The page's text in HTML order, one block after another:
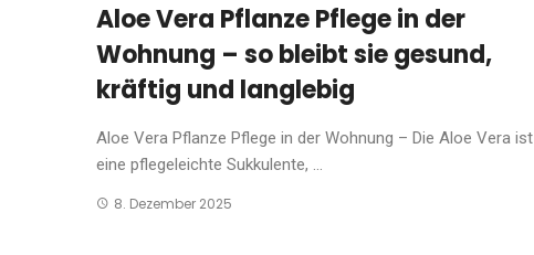
Aloe Vera Pflanze Pflege in der
Wohnung – so bleibt sie gesund,
kräftig und langlebig
Aloe Vera Pflanze Pflege in der Wohnung – Die Aloe Vera ist
eine pflegeleichte Sukkulente, ...
8. Dezember 2025